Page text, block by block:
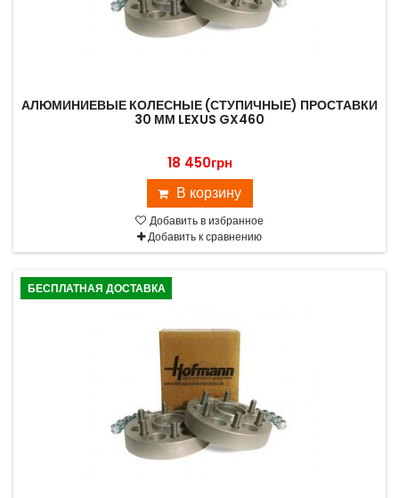
АЛЮМИНИЕВЫЕ КОЛЕСНЫЕ (СТУПИЧНЫЕ) ПРОСТАВКИ
30 ММ LEXUS GX460
18 450грн
В корзину
Добавить в избранное
Добавить к сравнению
БЕСПЛАТНАЯ ДОСТАВКА